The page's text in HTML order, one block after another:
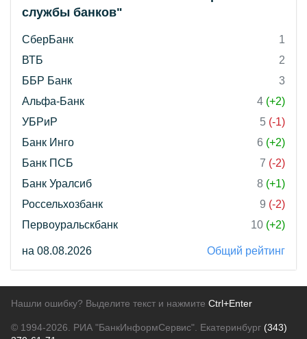
службы банков"
СберБанк
1
ВТБ
2
ББР Банк
3
Альфа-Банк
4 (+2)
УБРиР
5 (-1)
Банк Инго
6 (+2)
Банк ПСБ
7 (-2)
Банк Уралсиб
8 (+1)
Россельхозбанк
9 (-2)
Первоуральскбанк
10 (+2)
на 08.08.2026 Общий рейтинг
Нашли ошибку? Выделите текст и нажмите Ctrl+Enter
© 1994-2026. РИА "БанкИнформСервис". Екатеринбург (343)